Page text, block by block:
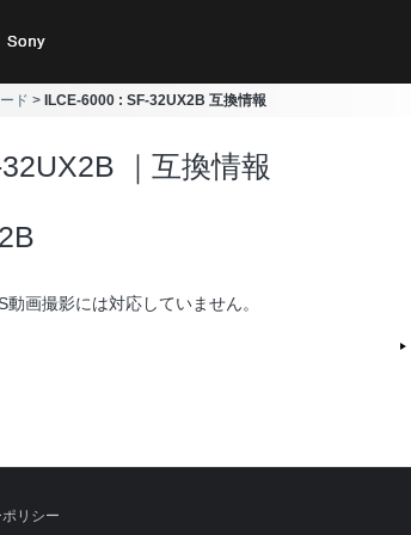
My Sony
ド ILCE-6000 : SF-32UX2B 互換情報
｜互換情報
動画撮影には対応していません。
リシー